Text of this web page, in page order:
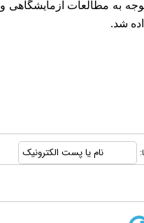
به مطالعات
شد.